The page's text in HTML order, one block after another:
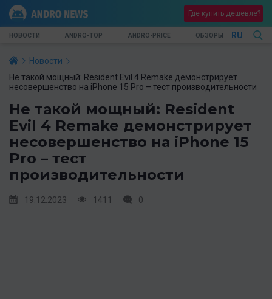
Где купить дешевле?
НОВОСТИ ANDRO-TOP ANDRO-PRICE ОБЗОРЫ RU
Новости
Не такой мощный: Resident Evil 4 Remake демонстрирует
несовершенство на iPhone 15 Pro – тест производительности
Не такой мощный: Resident
Evil 4 Remake демонстрирует
несовершенство на iPhone 15
Pro – тест
производительности
19.12.2023 1411 0